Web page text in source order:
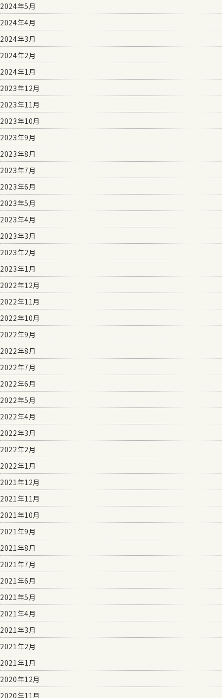
2024年5月
2024年4月
2024年3月
2024年2月
2024年1月
2023年12月
2023年11月
2023年10月
2023年9月
2023年8月
2023年7月
2023年6月
2023年5月
2023年4月
2023年3月
2023年2月
2023年1月
2022年12月
2022年11月
2022年10月
2022年9月
2022年8月
2022年7月
2022年6月
2022年5月
2022年4月
2022年3月
2022年2月
2022年1月
2021年12月
2021年11月
2021年10月
2021年9月
2021年8月
2021年7月
2021年6月
2021年5月
2021年4月
2021年3月
2021年2月
2021年1月
2020年12月
2020年11月